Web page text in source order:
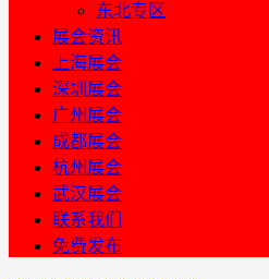
东北专区
展会资讯
上海展会
深圳展会
广州展会
成都展会
杭州展会
武汉展会
联系我们
免费发布